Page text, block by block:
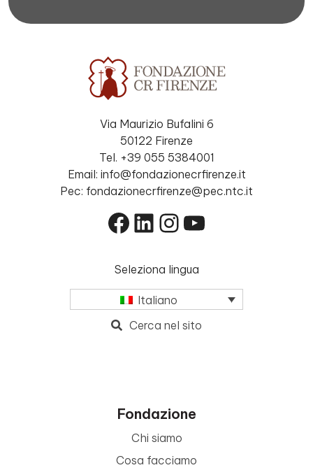
Via Maurizio Bufalini 6
50122 Firenze
Tel. +39 055 5384001
Email: info@fondazionecrfirenze.it
Pec: fondazionecrfirenze@pec.ntc.it
Facebook
LinkedIn
Instagram
YouTube
Seleziona lingua
Italiano
Cerca nel sito
Fondazione
Chi siamo
Cosa facciamo